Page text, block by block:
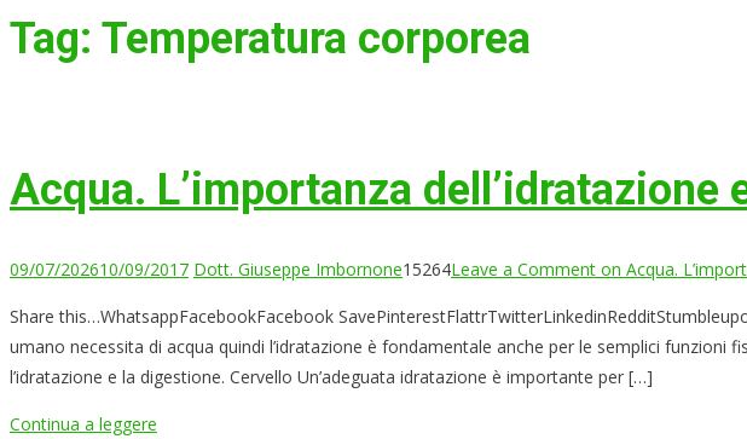
Tag: Temperatura corporea
Acqua. L’importanza
09/07/202610/09/2017 Dott. Giuseppe Imbornone15264Leave a Comment on Acqua.
Share this…WhatsappFacebookFacebook
umano necessita di acqua quindi l’idratazione è fondamentale anche per le semplici
l’idratazione e la digestione. Cervello Un’adeguata idratazione è importante per […]
Continua a leggere